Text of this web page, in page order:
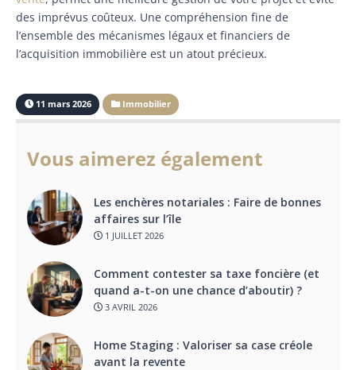
des imprévus coûteux. Une compréhension fine de
l’ensemble des mécanismes légaux et financiers de
l’acquisition immobilière est un atout précieux.
11 mars 2026 Immobilier
Vous aimerez également
Les enchères notariales : Faire de bonnes
affaires sur l’île
1 JUILLET 2026
Comment contester sa taxe foncière (et
quand a-t-on une chance d’aboutir) ?
3 AVRIL 2026
Home Staging : Valoriser sa case créole
avant la revente